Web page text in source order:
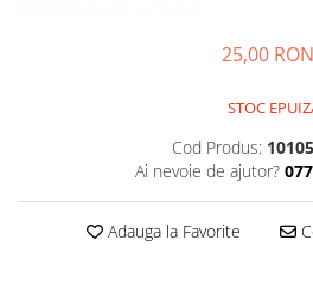
Module si aparate de masura
Raspberry PI
Surse de alimentare robotica
25,00 RON
STOC
Cod Produs:
Ai nevoie de ajutor?
Adauga la Favorite